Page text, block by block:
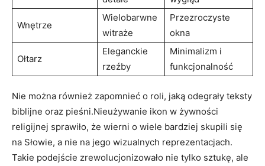
Wnętrze
Wielobarwne
witraże
Przezroczyste
okna
Ołtarz
Eleganckie
rzeźby
Minimalizm i
funkcjonalność
Nie można również zapomnieć o roli, jaką odegrały teksty
biblijne oraz pieśni.Nieużywanie ikon w żywności
religijnej sprawiło, że wierni o wiele bardziej skupili się
na Słowie, a nie na jego wizualnych reprezentacjach.
Takie podejście zrewolucjonizowało nie tylko sztukę, ale